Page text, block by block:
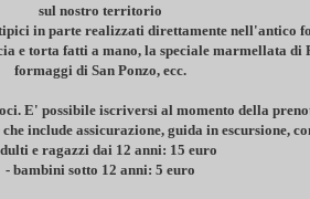
sul nostro territorio
in parte realizzati direttamente nell'antico
e torta fatti a mano, la speciale marmellata di
formaggi di San Ponzo, ecc.
E' possibile iscriversi al momento della
include assicurazione, guida in escursione,
e ragazzi dai 12 anni: 15 euro
- bambini sotto 12 anni: 5 euro